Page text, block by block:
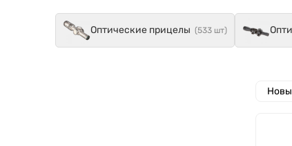
Оптические прицелы (533 шт)